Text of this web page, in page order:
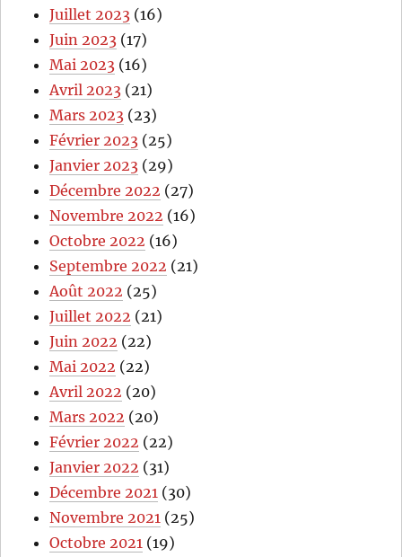
Juillet 2023 (16)
Juin 2023 (17)
Mai 2023 (16)
Avril 2023 (21)
Mars 2023 (23)
Février 2023 (25)
Janvier 2023 (29)
Décembre 2022 (27)
Novembre 2022 (16)
Octobre 2022 (16)
Septembre 2022 (21)
Août 2022 (25)
Juillet 2022 (21)
Juin 2022 (22)
Mai 2022 (22)
Avril 2022 (20)
Mars 2022 (20)
Février 2022 (22)
Janvier 2022 (31)
Décembre 2021 (30)
Novembre 2021 (25)
Octobre 2021 (19)